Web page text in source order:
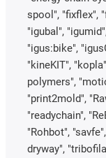
spool", "fixflex",
"igubal",
"igus:bike",
"kineKIT",
polymers",
"print2mold",
"readychain",
"Rohbot",
dryway",